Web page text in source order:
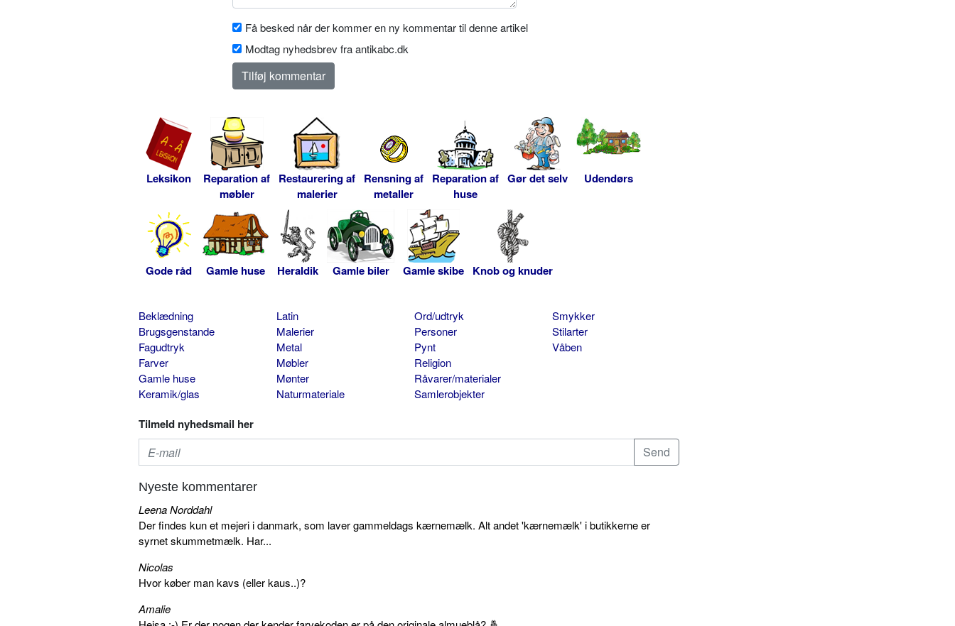
Få besked når der kommer en ny kommentar til denne artikel
Modtag nyhedsbrev fra antikabc.dk
Leksikon
Reparation af
møbler
Restaurering af
malerier
Rensning af
metaller
Reparation af
huse
Gør det selv Udendørs
Gode råd Gamle huse Heraldik Gamle biler Gamle skibe Knob og knuder
Beklædning
Brugsgenstande
Fagudtryk
Farver
Gamle huse
Keramik/glas
Latin
Malerier
Metal
Møbler
Mønter
Naturmateriale
Ord/udtryk
Personer
Pynt
Religion
Råvarer/materialer
Samlerobjekter
Smykker
Stilarter
Våben
Tilmeld nyhedsmail her
Nyeste kommentarer
Leena Norddahl
Der findes kun et mejeri i danmark, som laver gammeldags kærnemælk. Alt andet 'kærnemælk' i butikkerne er
syrnet skummetmælk. Har...
Nicolas
Hvor køber man kavs (eller kaus..)?
Amalie